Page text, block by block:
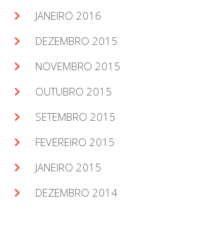
JANEIRO 2016
DEZEMBRO 2015
NOVEMBRO 2015
OUTUBRO 2015
SETEMBRO 2015
FEVEREIRO 2015
JANEIRO 2015
DEZEMBRO 2014